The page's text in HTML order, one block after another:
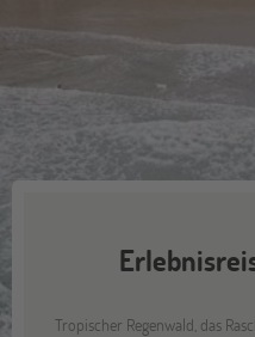
Tropischer Regenwald, das